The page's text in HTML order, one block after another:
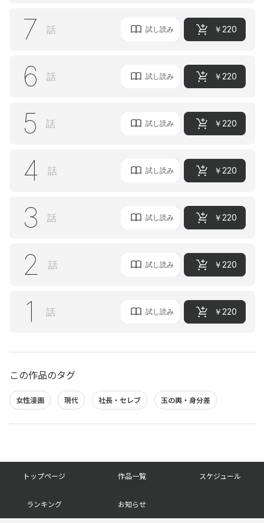
7 話 試し読み ￥220
6 話 試し読み ￥220
5 話 試し読み ￥220
4 話 試し読み ￥220
3 話 試し読み ￥220
2 話 試し読み ￥220
1 話 試し読み ￥220
この作品のタグ
女性漫画 現代 社長・セレブ 玉の輿・身分差
タ
トップページ 作品一覧 スケジュール
ランキング お知らせ